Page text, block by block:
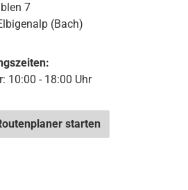
7
(Bach)
10:00 - 18:00 Uhr
starten